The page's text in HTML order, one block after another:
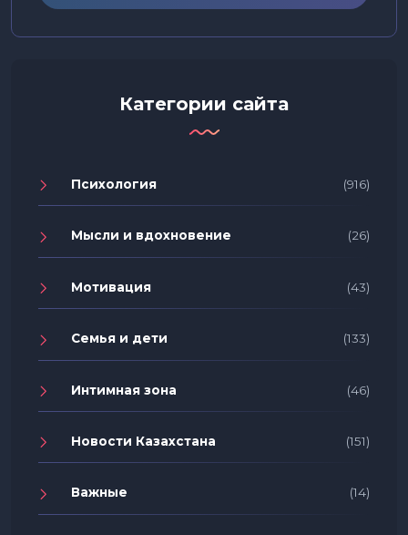
Категории сайта
Психология (916)
Мысли и вдохновение (26)
Мотивация (43)
Семья и дети (133)
Интимная зона (46)
Новости Казахстана (151)
Важные (14)